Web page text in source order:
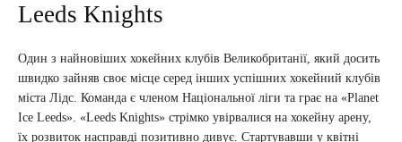
Leeds Knights
Один з найновіших хокейних клубів Великобританії, який досить
швидко зайняв своє місце серед інших успішних хокейний клубів
міста Лідс. Команда є членом Національної ліги та грає на «Planet
Ice Leeds». «Leeds Knights» стрімко увірвалися на хокейну арену,
їх розвиток насправді позитивно дивує. Стартувавши у квітні